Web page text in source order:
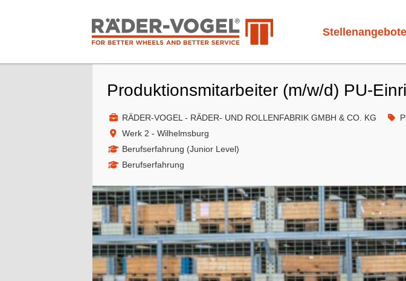
Stellenangebote
Produktionsmitarbeiter (m/w/d) PU-
RÄDER-VOGEL - RÄDER- UND ROLLENFABRIK GMBH & CO. KG
Werk 2 - Wilhelmsburg
Berufserfahrung (Junior Level)
Berufserfahrung